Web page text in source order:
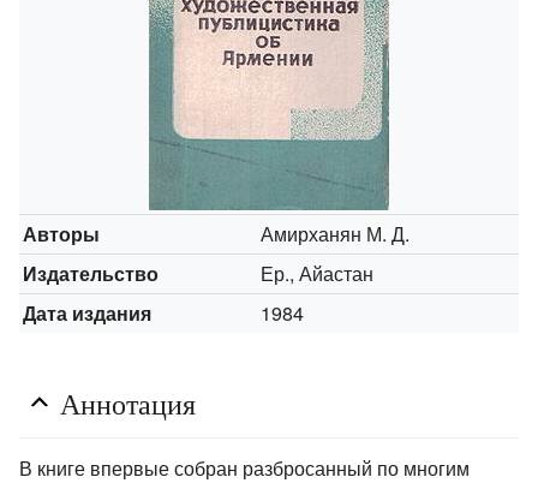
Авторы
Амирханян М. Д.
Издательство
Ер., Айастан
Дата издания
1984
Аннотация
В книге впервые собран разбросанный по многим